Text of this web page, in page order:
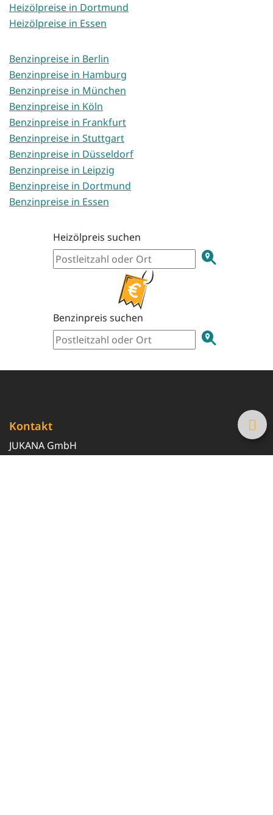
Heizölpreise in Dortmund
Heizölpreise in Essen
Benzinpreise in Berlin
Benzinpreise in Hamburg
Benzinpreise in München
Benzinpreise in Köln
Benzinpreise in Frankfurt
Benzinpreise in Stuttgart
Benzinpreise in Düsseldorf
Benzinpreise in Leipzig
Benzinpreise in Dortmund
Benzinpreise in Essen
Heizölpreis suchen
Benzinpreis suchen
Kontakt
JUKANA GmbH